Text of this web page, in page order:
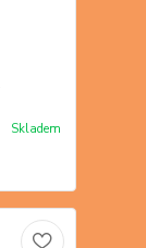
Skladem